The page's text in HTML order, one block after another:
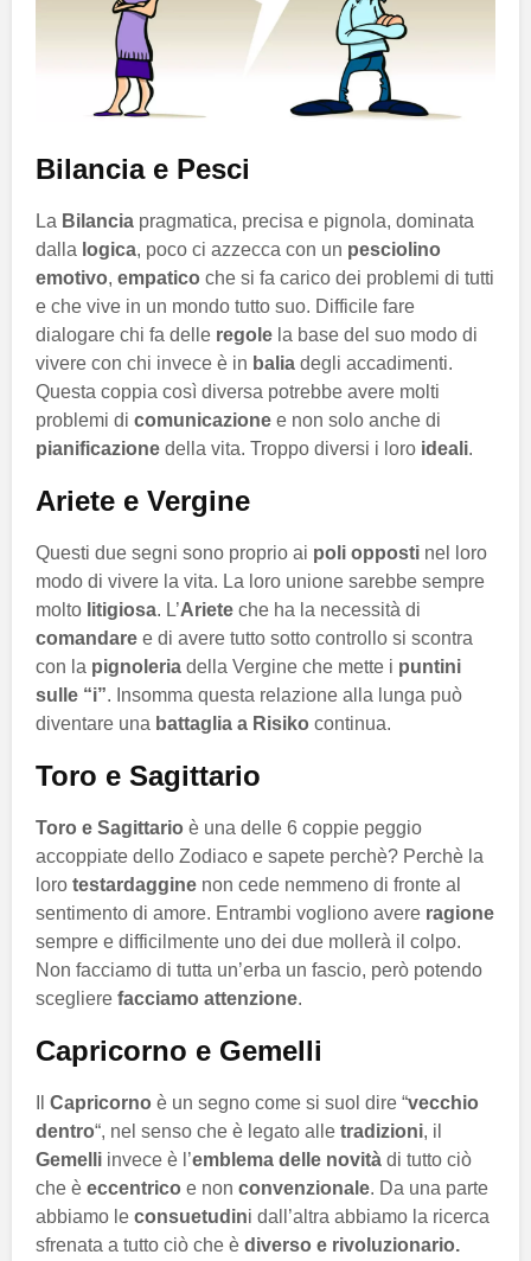
Bilancia e Pesci
La Bilancia pragmatica, precisa e pignola, dominata
dalla logica, poco ci azzecca con un pesciolino
emotivo, empatico che si fa carico dei problemi di tutti
e che vive in un mondo tutto suo. Difficile fare
dialogare chi fa delle regole la base del suo modo di
vivere con chi invece è in balia degli accadimenti.
Questa coppia così diversa potrebbe avere molti
problemi di comunicazione e non solo anche di
pianificazione della vita. Troppo diversi i loro ideali.
Ariete e Vergine
Questi due segni sono proprio ai poli opposti nel loro
modo di vivere la vita. La loro unione sarebbe sempre
molto litigiosa. L’Ariete che ha la necessità di
comandare e di avere tutto sotto controllo si scontra
con la pignoleria della Vergine che mette i puntini
sulle “i”. Insomma questa relazione alla lunga può
diventare una battaglia a Risiko continua.
Toro e Sagittario
Toro e Sagittario è una delle 6 coppie peggio
accoppiate dello Zodiaco e sapete perchè? Perchè la
loro testardaggine non cede nemmeno di fronte al
sentimento di amore. Entrambi vogliono avere ragione
sempre e difficilmente uno dei due mollerà il colpo.
Non facciamo di tutta un’erba un fascio, però potendo
scegliere facciamo attenzione.
Capricorno e Gemelli
Capricorno è un segno come si suol dire “vecchio
dentro“, nel senso che è legato alle tradizioni, il
Gemelli invece è l’emblema delle novità di tutto ciò
che è eccentrico e non convenzionale. Da una parte
abbiamo le consuetudini dall’altra abbiamo la ricerca
sfrenata a tutto ciò che è diverso e rivoluzionario.